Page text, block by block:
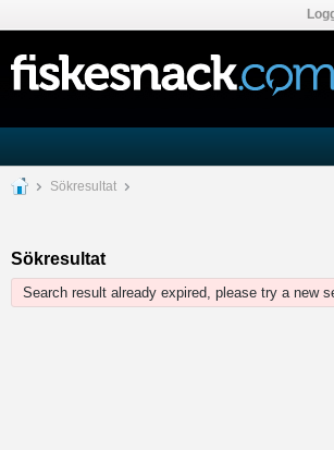
Sökresultat
Sökresultat
Search result already expired, please try a new